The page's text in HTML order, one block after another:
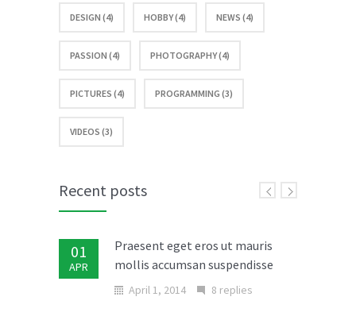
DESIGN (4) HOBBY (4) NEWS (4)
PASSION (4) PHOTOGRAPHY (4)
PICTURES (4) PROGRAMMING (3)
VIDEOS (3)
Recent posts
01
APR
Praesent eget eros ut mauris
mollis accumsan suspendisse
April 1, 2014 8 replies